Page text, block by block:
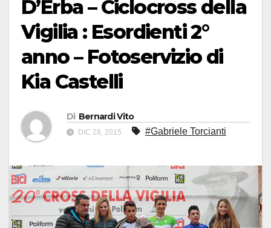
D’Erba – Ciclocross della
Vigilia : Esordienti 2°
anno – Fotoservizio di
Kia Castelli
Di Bernardi Vito
DIC 28, 2015 #Gabriele Torcianti